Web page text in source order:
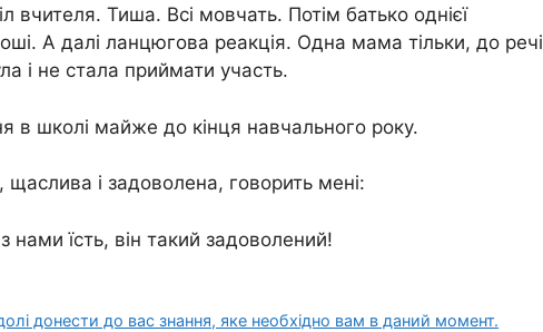
вчителя. Тиша. Всі мовчать. Потім батько однієї
А далі ланцюгова реакція. Одна мама тільки, до речі
і не стала приймати участь.
в школі майже до кінця навчального року.
і задоволена, говорить мені:
їсть, він такий задоволений!
донести до вас знання, яке необхідно вам в даний момент.